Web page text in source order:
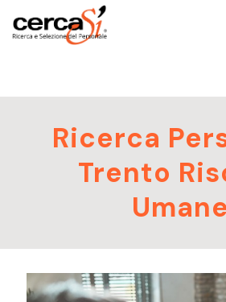
Ricerca
Trento
Umane